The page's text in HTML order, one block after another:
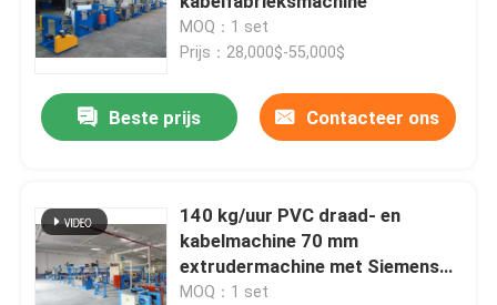
Producten
MOQ：1 set
Prijs：28,000$-55,000$
Beste prijs Contacteer ons
140 kg/uur PVC draad- en
kabelmachine 70 mm
extrudermachine met Siemens
motor
MOQ：1 set